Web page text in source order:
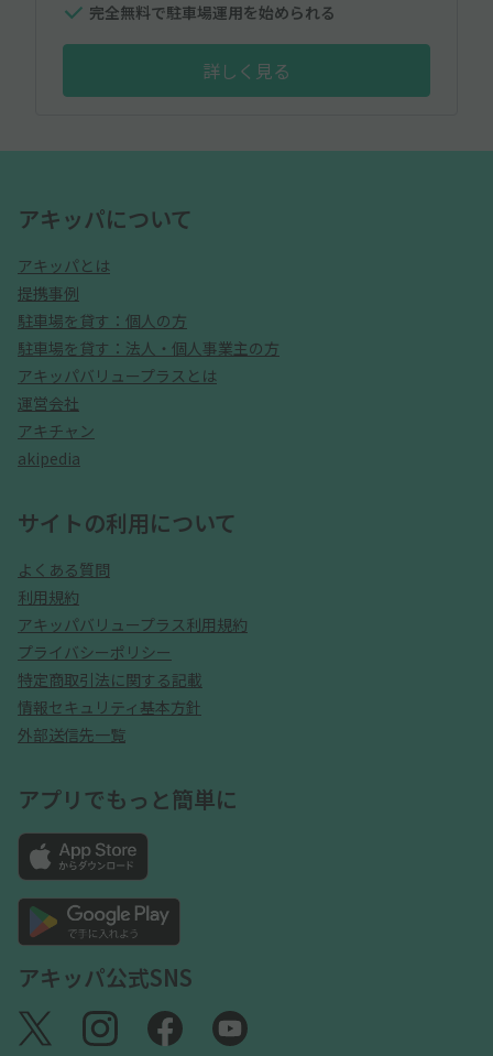
完全無料で駐車場運用を始められる
詳しく見る
アキッパについて
アキッパとは
提携事例
駐車場を貸す：個人の方
駐車場を貸す：法人・個人事業主の方
アキッパバリュープラスとは
運営会社
アキチャン
akipedia
サイトの利用について
よくある質問
利用規約
アキッパバリュープラス利用規約
プライバシーポリシー
特定商取引法に関する記載
情報セキュリティ基本方針
外部送信先一覧
アプリでもっと簡単に
アキッパ公式SNS